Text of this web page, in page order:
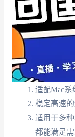
适配Mac系
稳定高速
适用于多
都能满足需